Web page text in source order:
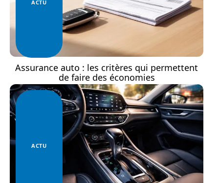
ACTU
Assurance auto : les critères qui permettent
de faire des économies
ACTU